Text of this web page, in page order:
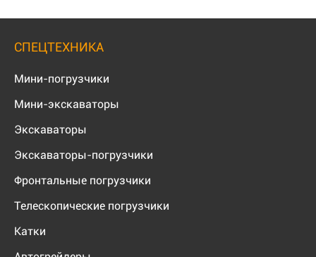
СПЕЦТЕХНИКА
Мини-погрузчики
Мини-экскаваторы
Экскаваторы
Экскаваторы-погрузчики
Фронтальные погрузчики
Телескопические погрузчики
Катки